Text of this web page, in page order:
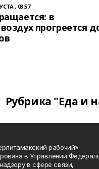
, 03:57
в
прогреется
Рубрика "Еда и
рабочий»
в Управлении
в сфере связи,